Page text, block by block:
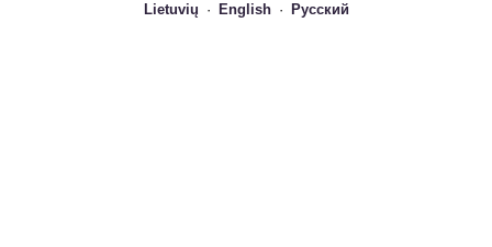
Lietuvių · English · Русский